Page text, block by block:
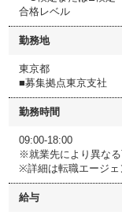
合格レベル
勤務地
東京都
■募集拠点東京支社
勤務時間
09:00-18:00
※就業先により異なる
※詳細は転職エージェ
給与